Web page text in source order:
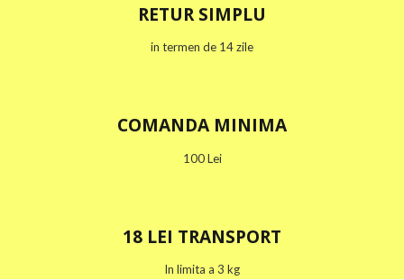
RETUR SIMPLU
in termen de 14 zile
COMANDA MINIMA
100 Lei
18 LEI TRANSPORT
In limita a 3 kg